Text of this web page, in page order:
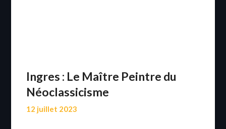
Ingres : Le Maître Peintre du
Néoclassicisme
12 juillet 2023